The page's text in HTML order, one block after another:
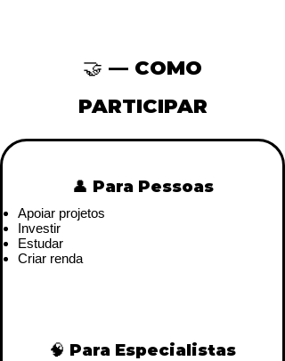
🤝 — COMO
PARTICIPAR
👤 Para Pessoas
Apoiar projetos
Investir
Estudar
Criar renda
🧠 Para Especialistas